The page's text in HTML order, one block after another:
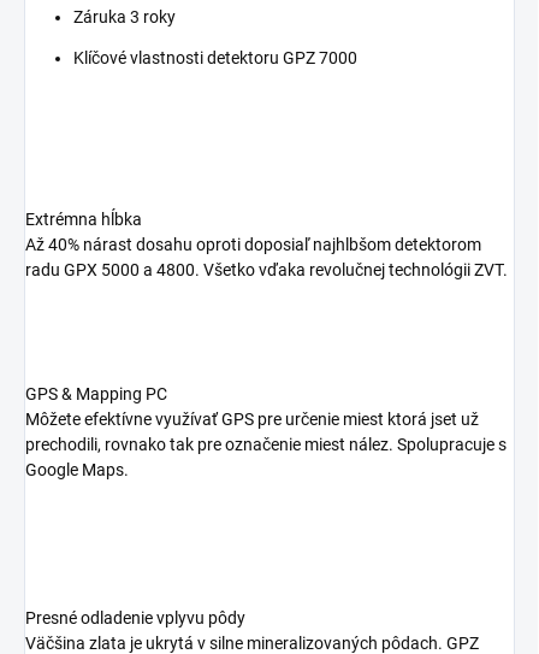
Záruka 3 roky
Klíčové vlastnosti detektoru GPZ 7000
Extrémna hĺbka
Až 40% nárast dosahu oproti doposiaľ najhlbšom detektorom
radu GPX 5000 a 4800. Všetko vďaka revolučnej technológii ZVT.
GPS & Mapping PC
Môžete efektívne využívať GPS pre určenie miest ktorá jset už
prechodili, rovnako tak pre označenie miest nález. Spolupracuje s
Google Maps.
Presné odladenie vplyvu pôdy
Väčšina zlata je ukrytá v silne mineralizovaných pôdach. GPZ